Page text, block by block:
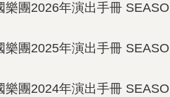
樂團2026年演出手冊
樂團2025年演出手冊
樂團2024年演出手冊